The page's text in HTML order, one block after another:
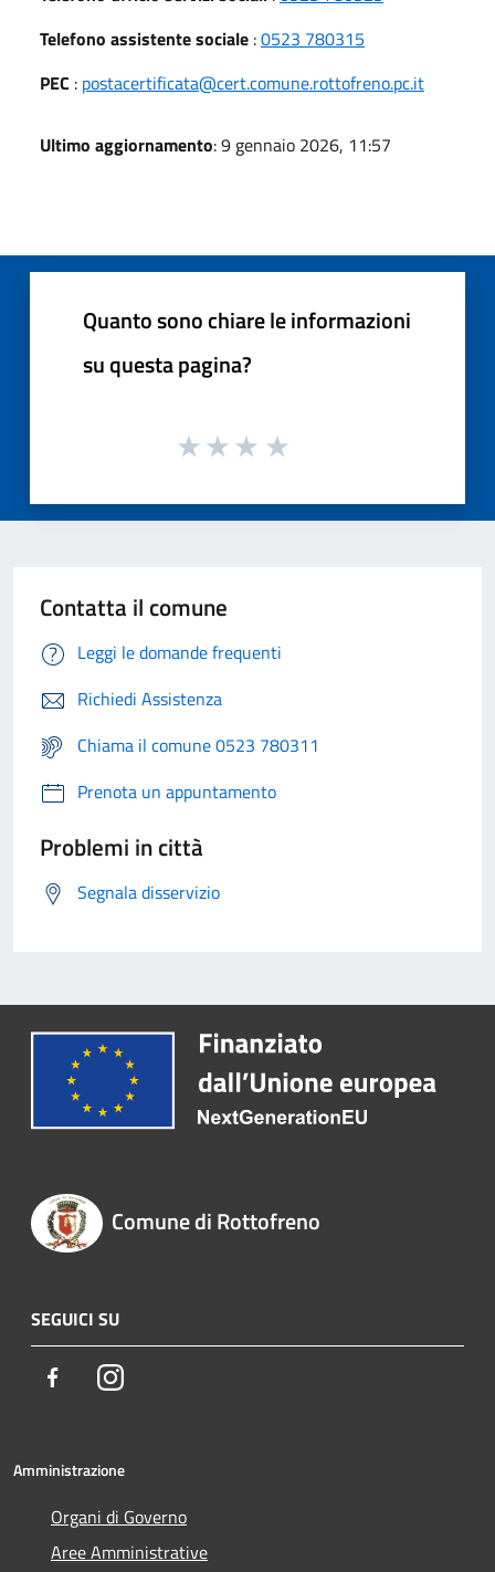
Telefono assistente sociale :0523 780315
PEC : postacertificata@cert.comune.rottofreno.pc.it
Ultimo aggiornamento: 9 gennaio 2026, 11:57
Quanto sono chiare le informazioni
su questa pagina?
Contatta il comune
Leggi le domande frequenti
Richiedi Assistenza
Chiama il comune 0523 780311
Prenota un appuntamento
Problemi in città
Segnala disservizio
Comune di Rottofreno
SEGUICI SU
FacebookInstagram
Amministrazione
Organi di Governo
Aree Amministrative